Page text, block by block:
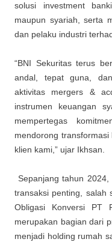
solusi investment
maupun syariah, serta
dan pelaku industri
“BNI Sekuritas terus
andal, tepat guna,
aktivitas mergers &
instrumen keuangan
mempertegas
mendorong
klien kami,” ujar Ikhsan.
Sepanjang tahun
transaksi penting, salah
Obligasi Konversi PT
merupakan bagian dari
menjadi holding rumah